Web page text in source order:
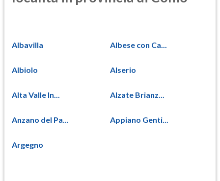
Albavilla Albese con Ca...
Albiolo Alserio
Alta Valle In... Alzate Brianz...
Anzano del Pa... Appiano Genti...
Argegno